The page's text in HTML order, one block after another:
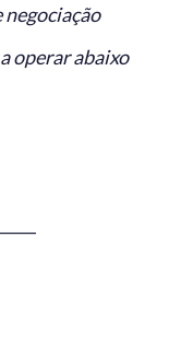
negociação
operar abaixo